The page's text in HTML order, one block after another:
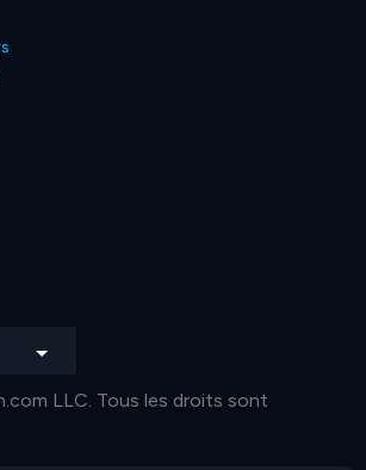
LLC. Tous les droits sont